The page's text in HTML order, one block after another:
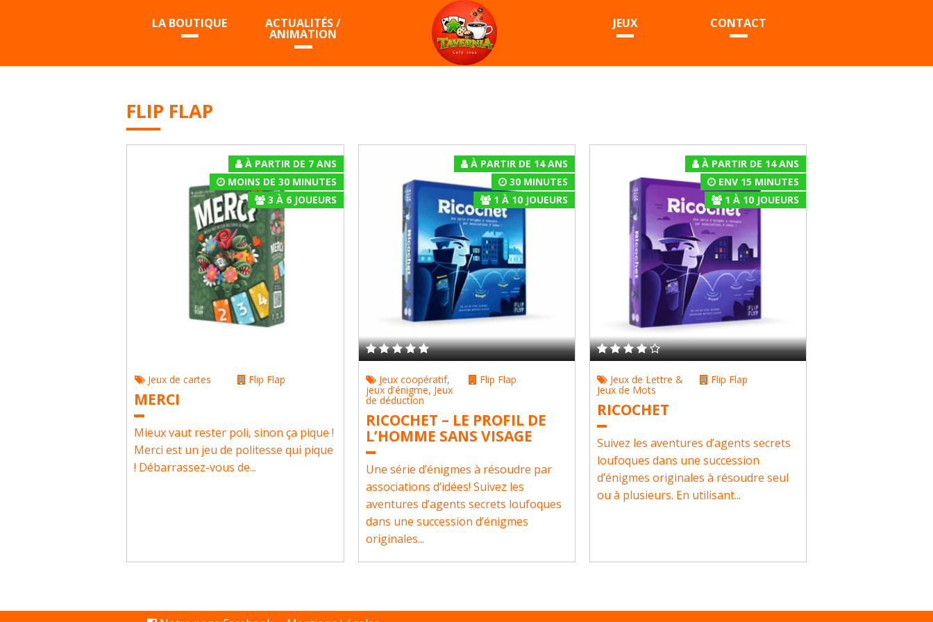
LA BOUTIQUE ACTUALITÉS /
ANIMATION
JEUX CONTACT
FLIP FLAP
À PARTIR DE 7 ANS
MOINS DE 30 MINUTES
3 À 6JOUEURS
Jeux de cartes Flip Flap
MERCI
Mieux vaut rester poli, sinon ça pique !
Merci est un jeu de politesse qui pique
! Débarrassez-vous de...
À PARTIR DE 14 ANS
30 MINUTES
1 À 10JOUEURS
Jeux coopératif,
jeux d'énigme, Jeux
de déduction
Flip Flap
RICOCHET – LE PROFIL DE
L’HOMME SANS VISAGE
Une série d’énigmes à résoudre par
associations d’idées! Suivez les
aventures d’agents secrets loufoques
dans une succession d’énigmes
originales...
À PARTIR DE 14 ANS
ENV 15 MINUTES
1 À 10JOUEURS
Jeux de Lettre &
Jeux de Mots
Flip Flap
RICOCHET
Suivez les aventures d’agents secrets
loufoques dans une succession
d’énigmes originales à résoudre seul
ou à plusieurs. En utilisant...